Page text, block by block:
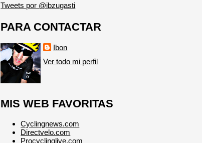
Tweets por @ibzugasti
PARA CONTACTAR
Ibon
Ver todo mi perfil
MIS WEB FAVORITAS
Cyclingnews.com
Directvelo.com
Procyclinglive.com